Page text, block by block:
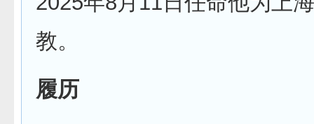
教。
履历